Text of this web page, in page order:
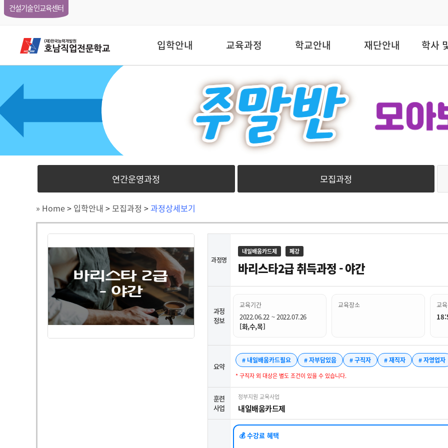
건설기술인교육센터
입학안내 교육과정 학교안내 재단안내 학사
연간운영과정 모집과정
» Home> 입학안내 > 모집과정 >과정상세보기
과정명
내일배움카드제 폐강
바리스타2급 취득과정 - 야간
과정
정보
교육기간
2022.06.22 ~ 2022.07.26
[화,수,목]
교육장소 교
요약
# 내일배움카드필요 # 자부담있음 # 구직자 # 재직자 # 자영업자
* 구직자 외 대상은 별도 조건이 있을 수 있습니다.
훈련
사업
정부지원 교육사업
내일배움카드제
💰 수강료 혜택